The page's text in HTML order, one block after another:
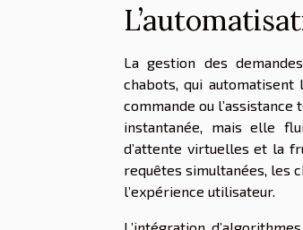
La gestion des
chabots, qui
commande ou
instantanée, mais elle
d’attente virtuelles et la
requêtes simultanées, les
l’expérience utilisateur.